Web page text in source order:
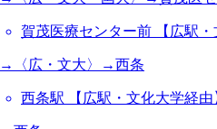
賀茂医療センター前 【広駅
〈広・文大〉→西条
西条駅 【広駅・文化大学経